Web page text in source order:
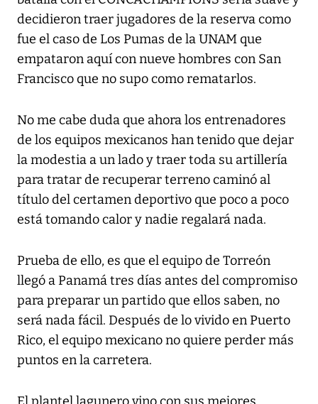
decidieron traer jugadores de la reserva como
fue el caso de Los Pumas de la UNAM que
empataron aquí con nueve hombres con San
Francisco que no supo como rematarlos.
No me cabe duda que ahora los entrenadores
de los equipos mexicanos han tenido que dejar
la modestia a un lado y traer toda su artillería
para tratar de recuperar terreno caminó al
título del certamen deportivo que poco a poco
está tomando calor y nadie regalará nada.
Prueba de ello, es que el equipo de Torreón
llegó a Panamá tres días antes del compromiso
para preparar un partido que ellos saben, no
será nada fácil. Después de lo vivido en Puerto
Rico, el equipo mexicano no quiere perder más
puntos en la carretera.